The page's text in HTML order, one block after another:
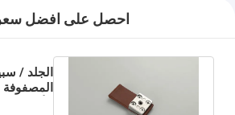
احصل على افضل
الجلد /
المصفوفة